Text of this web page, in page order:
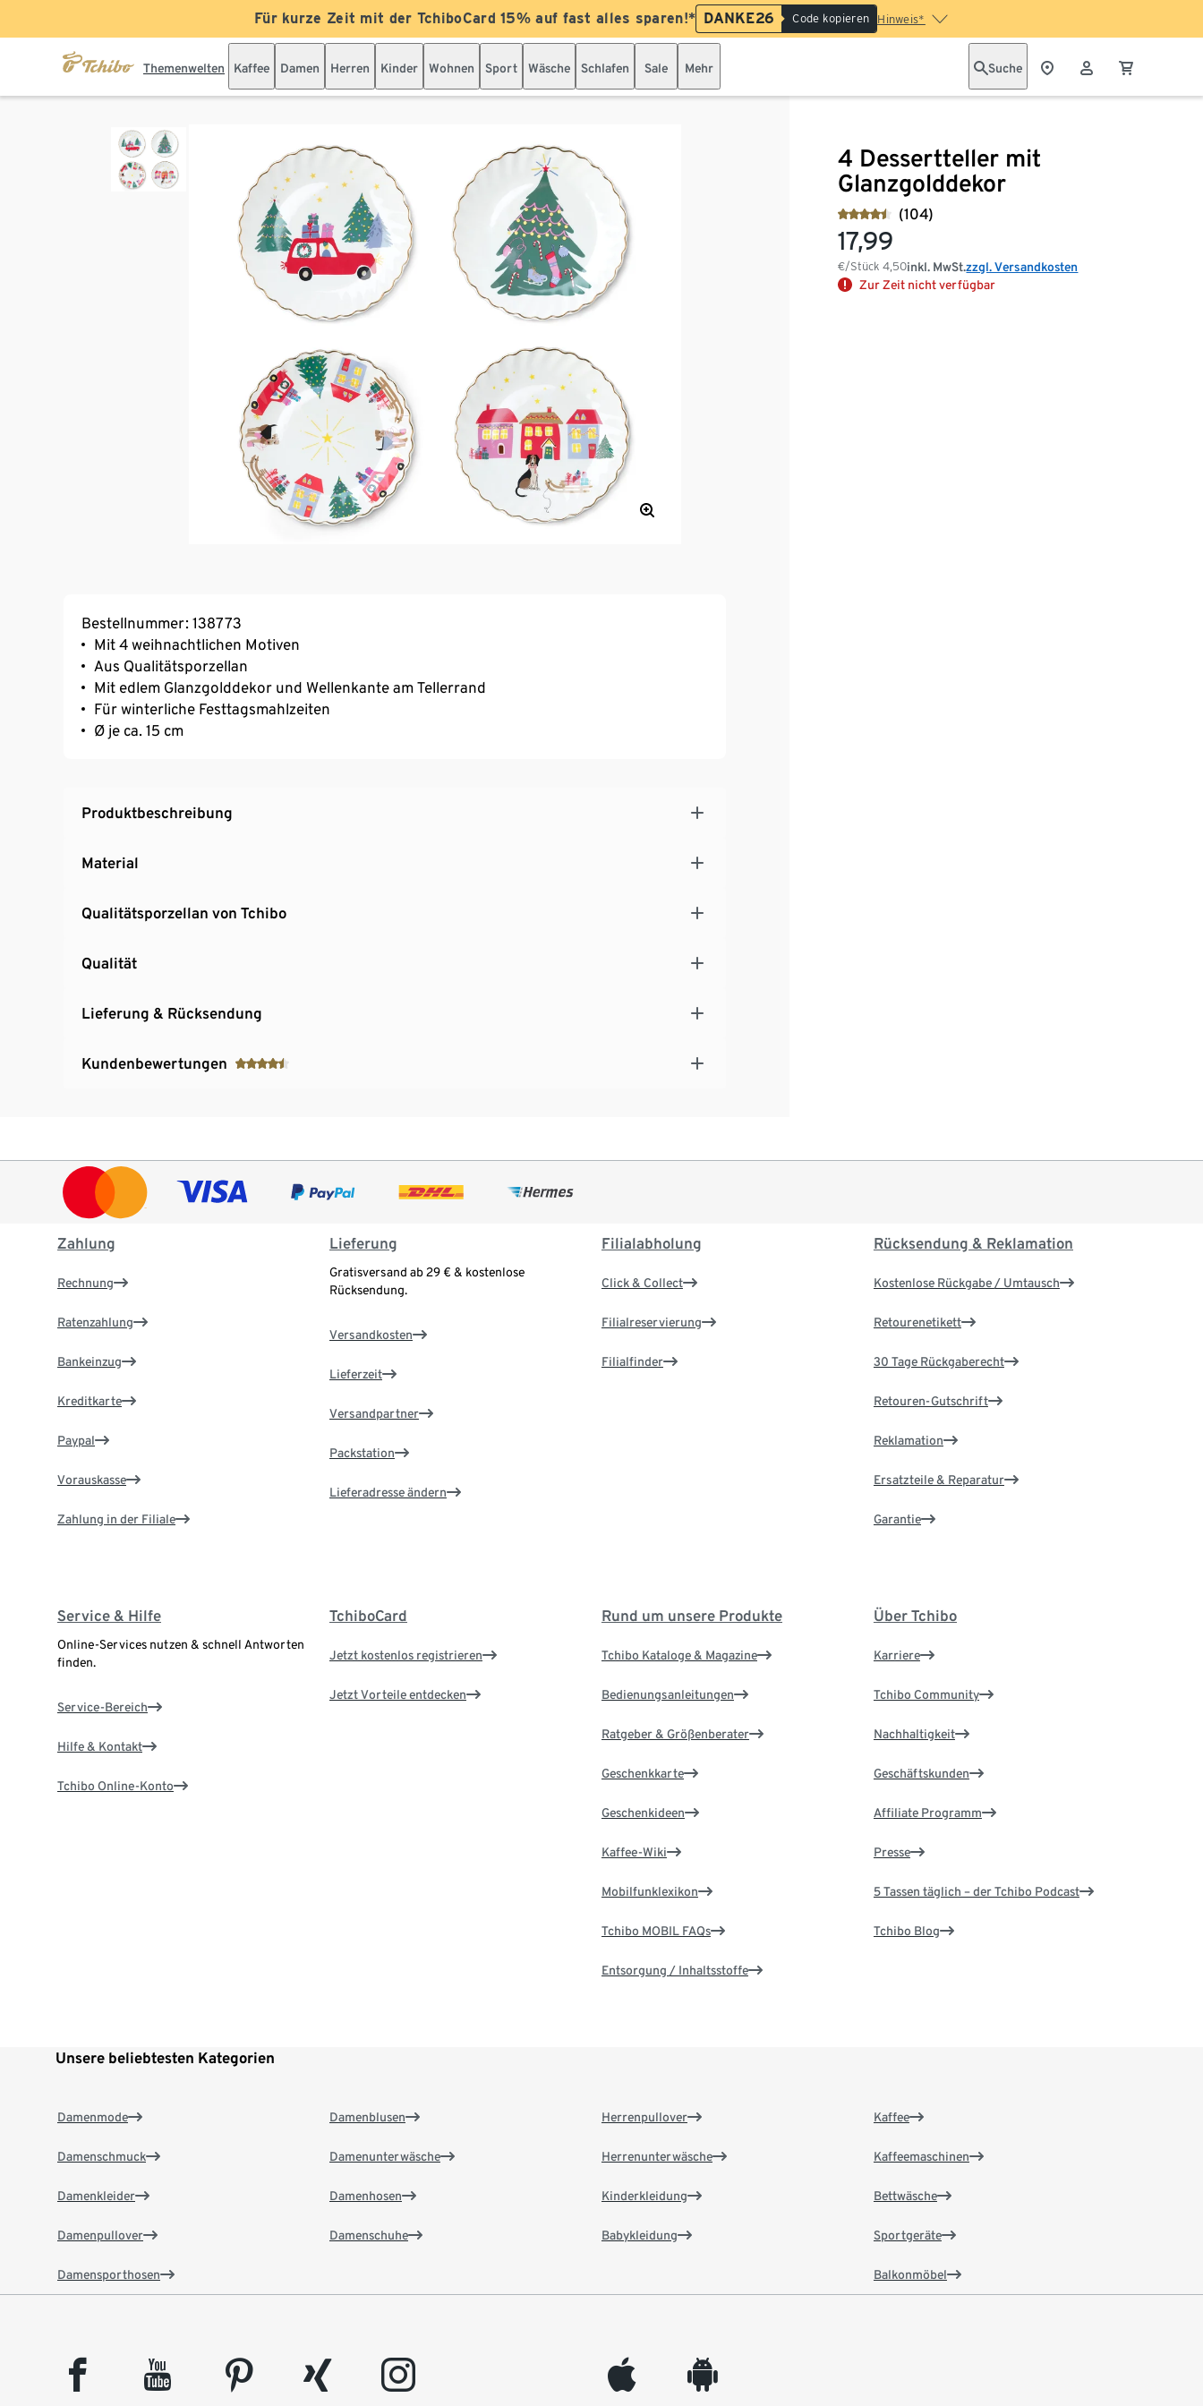
Für kurze Zeit mit der TchiboCard 15% auf fast alles sparen!* DANKE26 Code kopieren Hinweis*
Themenwelten Kaffee Damen Herren Kinder Wohnen Sport Wäsche Schlafen Sale Mehr Suche
4 Dessertteller mit
Glanzgolddekor
(104)
17,99
€/Stück4,50inkl. MwSt.zzgl. Versandkosten
Zur Zeit nicht verfügbar
Bestellnummer: 138773
Mit 4 weihnachtlichen Motiven
Aus Qualitätsporzellan
Mit edlem Glanzgolddekor und Wellenkante am Tellerrand
Für winterliche Festtagsmahlzeiten
Ø je ca. 15 cm
Produktbeschreibung
Material
Qualitätsporzellan von Tchibo
Qualität
Lieferung & Rücksendung
Kundenbewertungen
Zahlung
Rechnung
Ratenzahlung
Bankeinzug
Kreditkarte
Paypal
Vorauskasse
Zahlung in der Filiale
Lieferung
Gratisversand ab 29 € & kostenlose
Rücksendung.
Versandkosten
Lieferzeit
Versandpartner
Packstation
Lieferadresse ändern
Filialabholung
Click & Collect
Filialreservierung
Filialfinder
Rücksendung & Reklamation
Kostenlose Rückgabe / Umtausch
Retourenetikett
30 Tage Rückgaberecht
Retouren-Gutschrift
Reklamation
Ersatzteile & Reparatur
Garantie
Service & Hilfe
Online-Services nutzen & schnell Antworten
finden.
Service-Bereich
Hilfe & Kontakt
Tchibo Online-Konto
TchiboCard
Jetzt kostenlos registrieren
Jetzt Vorteile entdecken
Rund um unsere Produkte
Tchibo Kataloge & Magazine
Bedienungsanleitungen
Ratgeber & Größenberater
Geschenkkarte
Geschenkideen
Kaffee-Wiki
Mobilfunklexikon
Tchibo MOBIL FAQs
Entsorgung / Inhaltsstoffe
Über Tchibo
Karriere
Tchibo Community
Nachhaltigkeit
Geschäftskunden
Affiliate Programm
Presse
5 Tassen täglich – der Tchibo Podcast
Tchibo Blog
Unsere beliebtesten Kategorien
Damenmode
Damenschmuck
Damenkleider
Damenpullover
Damensporthosen
Damenblusen
Damenunterwäsche
Damenhosen
Damenschuhe
Herrenpullover
Herrenunterwäsche
Kinderkleidung
Babykleidung
Kaffee
Kaffeemaschinen
Bettwäsche
Sportgeräte
Balkonmöbel
facebook youtube pinterest xing instagram appleinc android